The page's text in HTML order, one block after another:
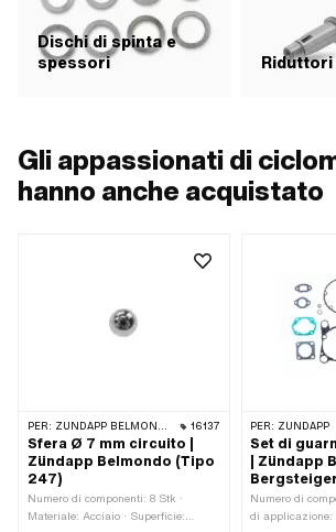
Dischi di spinta e
spessori
Gli appassionati di
hanno anche acquistato
PER: ZÜNDAPP BELMONDO · ZÜNDAPP 16137
Sfera Ø 7 mm circuito |
Zündapp Belmondo (Tipo
247)
Numero di componenti: 8 Stk ·
Materiale: Acciaio · Superficie:
PER: ZÜNDAPP
Set di
| Zündapp
Bergsteiger
Numero di
di applicazione: